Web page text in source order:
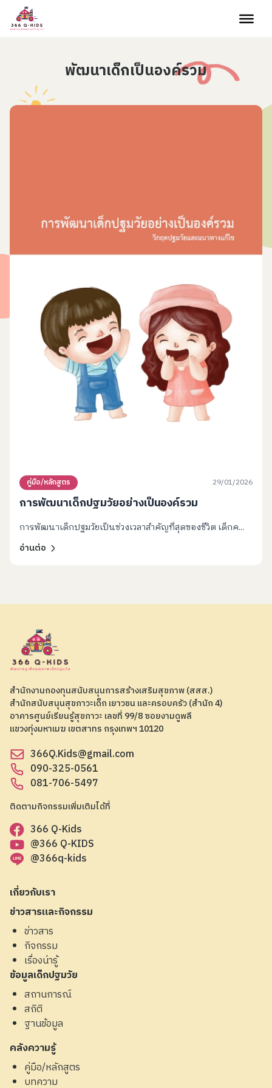
Skip to content
พัฒนาเด็กเป็นองค์รวม
คู่มือ/หลักสูตร 29/01/2026
การพัฒนาเด็กปฐมวัยอย่างเป็นองค์รวม
การพัฒนาเด็กปฐมวัยเป็นช่วงเวลาสำคัญที่สุดของชีวิต เด็กค...
อ่านต่อ
สำนักงานกองทุนสนับสนุนการสร้างเสริมสุขภาพ (สสส.)
สำนักสนับสนุนสุขภาวะเด็ก เยาวชน และครอบครัว (สำนัก 4)
อาคารศูนย์เรียนรู้สุขภาวะ เลขที่ 99/8 ซอยงามดูพลี
แขวงทุ่งมหาเมฆ เขตสาทร กรุงเทพฯ 10120
366Q.Kids@gmail.com
090-325-0561
081-706-5497
เกี่ยวกับเรา
ข่าวสารและกิจกรรม
ข่าวสาร
กิจกรรม
เรื่องน่ารู้
ข้อมูลเด็กปฐมวัย
สถานการณ์
สถิติ
ฐานข้อมูล
คลังความรู้
คู่มือ/หลักสูตร
บทความ
ติดตามกิจกรรมเพิ่มเติมได้ที่
366 Q-Kids
@366 Q-KIDS
@366q-kids